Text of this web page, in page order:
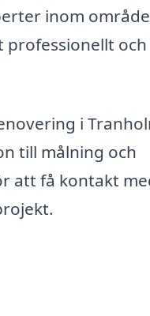
inom
professionellt och
i
till målning och
att få kontakt